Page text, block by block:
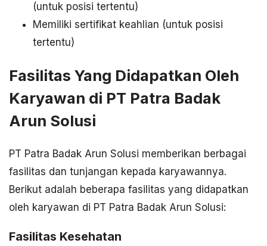
(untuk posisi tertentu)
Memiliki sertifikat keahlian (untuk posisi
tertentu)
Fasilitas Yang Didapatkan Oleh
Karyawan di PT Patra Badak
Arun Solusi
PT Patra Badak Arun Solusi memberikan berbagai
fasilitas dan tunjangan kepada karyawannya.
Berikut adalah beberapa fasilitas yang didapatkan
oleh karyawan di PT Patra Badak Arun Solusi:
Fasilitas Kesehatan